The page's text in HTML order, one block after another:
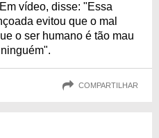
vídeo, disse: "Essa
evitou que o mal
o ser humano é tão mau
COMPARTILHAR